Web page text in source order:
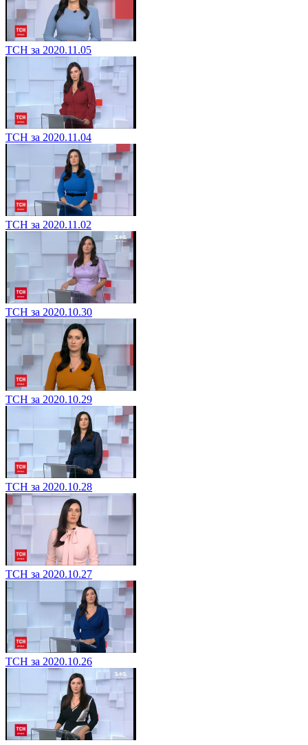
ТСН за 2020.11.05
ТСН за 2020.11.04
ТСН за 2020.11.02
ТСН за 2020.10.30
ТСН за 2020.10.29
ТСН за 2020.10.28
ТСН за 2020.10.27
ТСН за 2020.10.26